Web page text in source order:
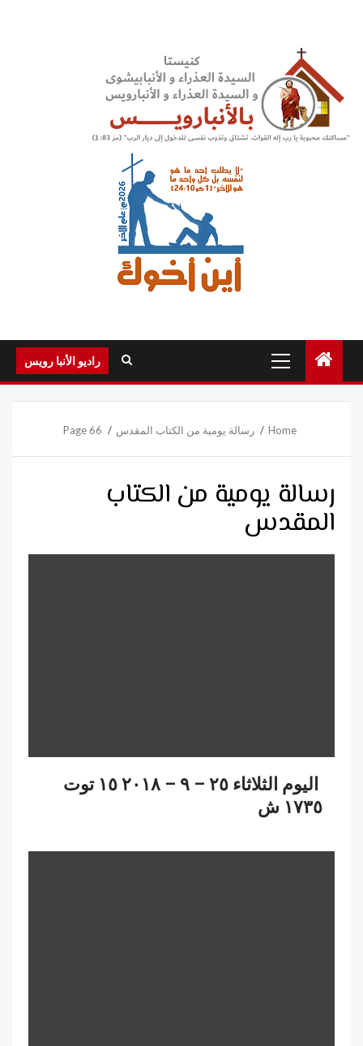
Menu
راديو الأنبا رويس
Home رسالة يومية من الكتاب المقدس Page 66
رسالة يومية من الكتاب
المقدس
اليوم الثلاثاء ٢٥ – ٩ – ٢٠١٨ ١٥ توت
١٧٣٥ ش